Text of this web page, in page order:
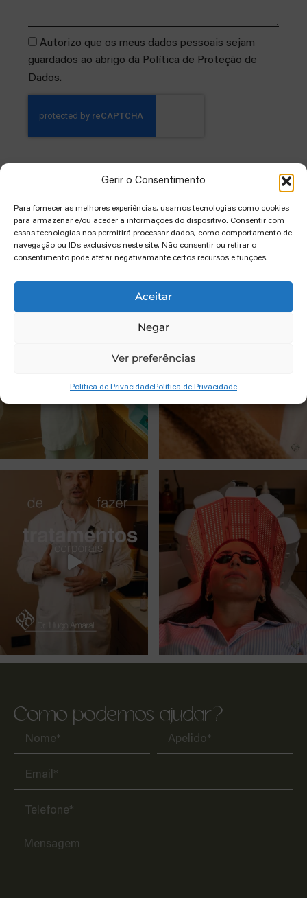
Gerir o Consentimento
Para fornecer as melhores experiências, usamos tecnologias como cookies
para armazenar e/ou aceder a informações do dispositivo. Consentir com
essas tecnologias nos permitirá processar dados, como comportamento de
navegação ou IDs exclusivos neste site. Não consentir ou retirar o
consentimento pode afetar negativamante certos recursos e funções.
Aceitar
Negar
Ver preferências
Política de PrivacidadePolítica de Privacidade
Autorizo que os meus dados pessoais sejam
guardados ao abrigo da Política de Proteção de
Dados.
ENVIAR
Como podemos ajudar?